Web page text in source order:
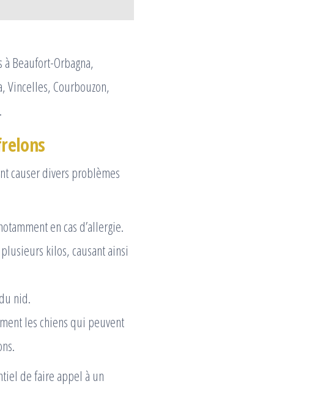
Beaufort-Orbagna,
Vincelles, Courbouzon,
causer divers problèmes
en cas d’allergie.
kilos, causant ainsi
nid.
les chiens qui peuvent
de faire appel à un